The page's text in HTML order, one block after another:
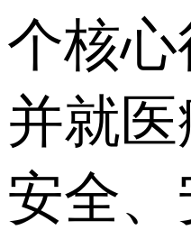
个核心
并就
安全